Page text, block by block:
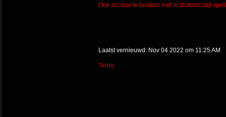
Ook als duo te boeken met in dickens stijl
Laatst vernieuwd: Nov 04 2022 om 11:25 AM
Terug